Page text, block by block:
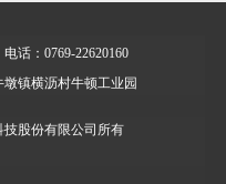
电话：0769-22620160
镇横沥村牛顿工业园
股份有限公司所有